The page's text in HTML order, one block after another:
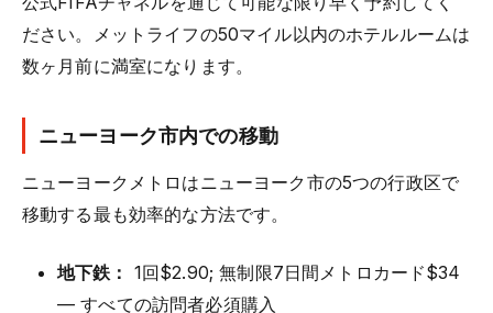
ださい。メットライフの50マイル以内のホテルルームは
数ヶ月前に満室になります。
ニューヨーク市内での移動
ニューヨークメトロはニューヨーク市の5つの行政区で
移動する最も効率的な方法です。
地下鉄： 1回$2.90; 無制限7日間メトロカード$34
— すべての訪問者必須購入